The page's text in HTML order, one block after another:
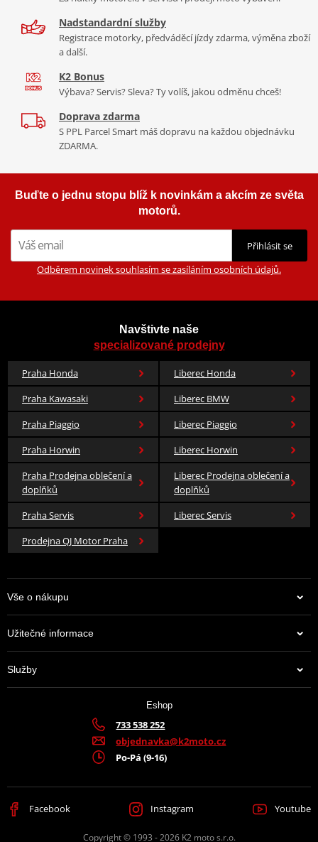
Nadstandardní služby
Registrace motorky, předváděcí jízdy zdarma, výměna zboží
a další.
K2 Bonus
Výbava? Servis? Sleva? Ty volíš, jakou odměnu chceš!
Doprava zdarma
S PPL Parcel Smart máš dopravu na každou objednávku
ZDARMA.
Buďte o jednu stopu blíž k novinkám a akcím ze světa
motorů.
Přihlásit se
Odběrem novinek souhlasím se zasíláním osobních údajů.
Navštivte naše
specializované prodejny
Praha Honda
Liberec Honda
Praha Kawasaki
Liberec BMW
Praha Piaggio
Liberec Piaggio
Praha Horwin
Liberec Horwin
Praha Prodejna oblečení a
doplňků
Liberec Prodejna oblečení a
doplňků
Praha Servis
Liberec Servis
Prodejna QJ Motor Praha
Vše o nákupu
Užitečné informace
Služby
Eshop
733 538 252
objednavka@k2moto.cz
Po-Pá (9-16)
Facebook Instagram Youtube
Copyright © 1993 - 2026 K2 moto s.r.o.